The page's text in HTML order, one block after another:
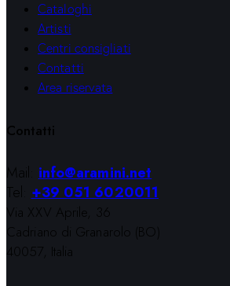
Cataloghi
Artisti
Centri consigliati
Contatti
Area riservata
Contatti
Mail:info@aramini.net
Tel:+39 051 6020011
Via XXV Aprile, 36
Cadriano di Granarolo (BO)
40057, Italia